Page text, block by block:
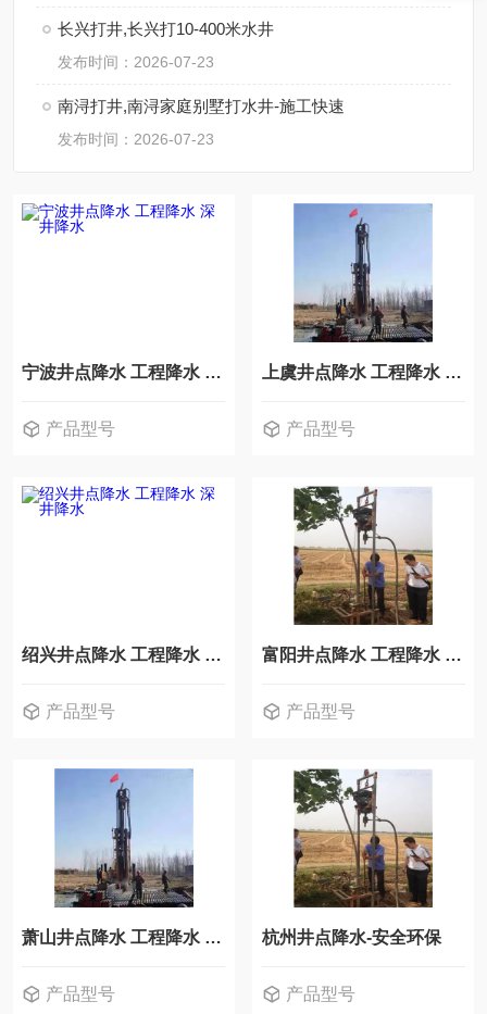
长兴打井,长兴打10-400米水井
发布时间：2026-07-23
南浔打井,南浔家庭别墅打水井-施工快速
发布时间：2026-07-23
宁波井点降水 工程降水 深井降水
产品型号
上虞井点降水 工程降水 深井降水
产品型号
绍兴井点降水 工程降水 深井降水
产品型号
富阳井点降水 工程降水 深井降水
产品型号
萧山井点降水 工程降水 深井降水
产品型号
杭州井点降水-安全环保
产品型号